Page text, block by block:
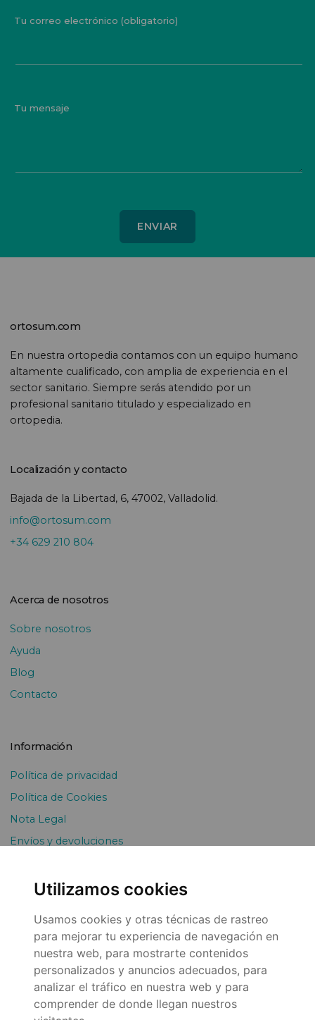
Utilizamos cookies
Usamos cookies y otras técnicas de rastreo
para mejorar tu experiencia de navegación en
nuestra web, para mostrarte contenidos
personalizados y anuncios adecuados, para
analizar el tráfico en nuestra web y para
comprender de donde llegan nuestros
Tu correo electrónico (obligatorio)
Tu mensaje
ortosum.com
En nuestra ortopedia contamos con un equipo humano
altamente cualificado, con amplia de experiencia en el
sector sanitario. Siempre serás atendido por un
profesional sanitario titulado y especializado en
ortopedia.
Localización y contacto
Bajada de la Libertad, 6, 47002, Valladolid.
info@ortosum.com
+34 629 210 804
Acerca de nosotros
Sobre nosotros
Ayuda
Blog
Contacto
Información
Política de privacidad
Política de Cookies
Nota Legal
Envíos y devoluciones
© 2026